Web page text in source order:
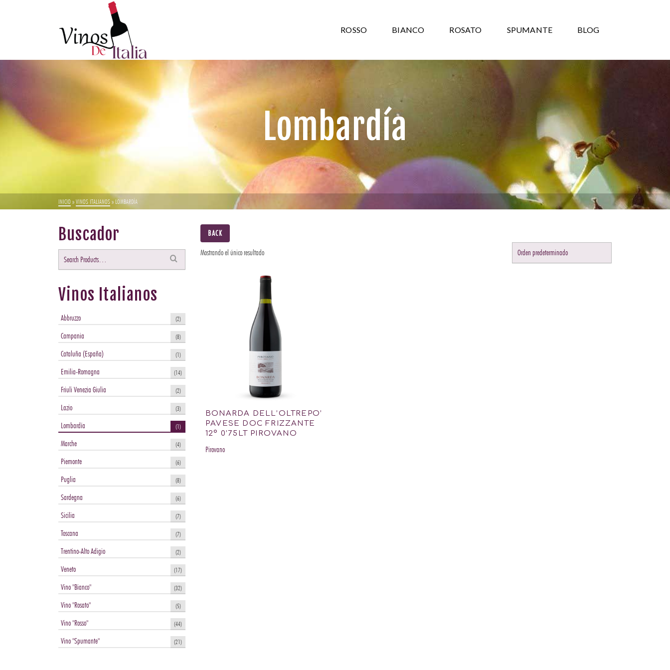
ROSSO BIANCO ROSATO SPUMANTE BLOG
Lombardía
INICIO »VINOS ITALIANOS» LOMBARDÍA
Buscador
Buscar
Vinos Italianos
Abbruzzo (2)
Campania (8)
Cataluña (España) (1)
Emilia-Romagna (14)
Friuli Venezia Giulia (2)
Lazio (3)
Lombardía (1)
Marche (4)
Piemonte (6)
Puglia (8)
Sardegna (6)
Sicilia (7)
Toscana (7)
Trentino-Alto Adigio (2)
Veneto (17)
Vino "Bianco" (32)
Vino "Rosato" (5)
Vino "Rosso" (44)
Vino "Spumante" (21)
BACK
Mostrando el único resultado
BONARDA DELL’OLTREPO’
PAVESE DOC FRIZZANTE
12º 0’75LT PIROVANO
Pirovano